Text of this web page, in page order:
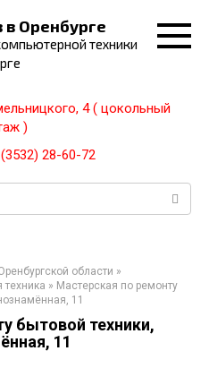
в Оренбурге
техники
4 ( цокольный
)
28-60-72
области »
техника » Мастерская по ремонту
11
бытовой техники,
11